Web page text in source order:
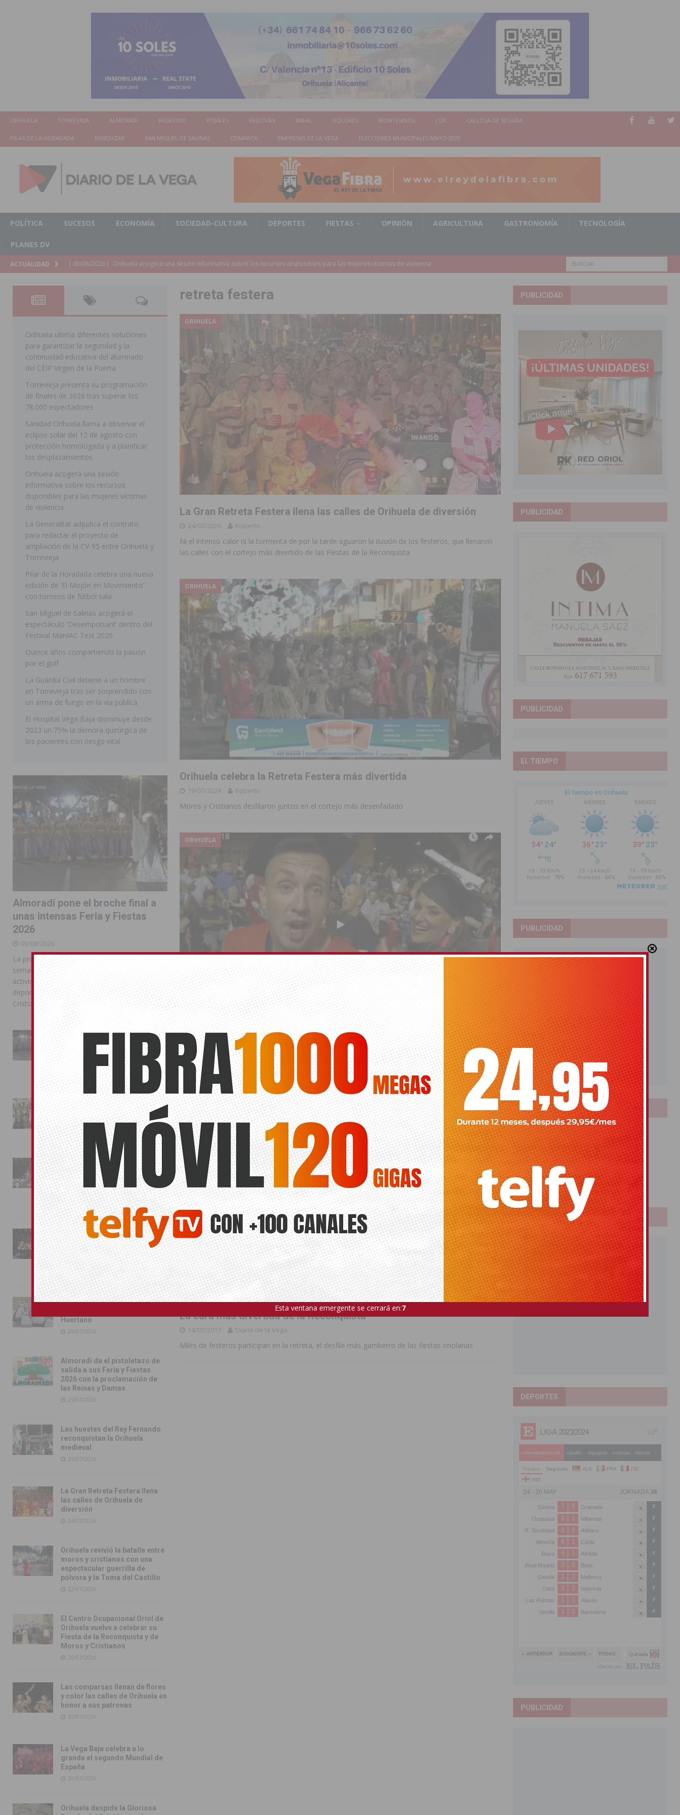
ORIHUELA TORREVIEJA ALMORADÍ BIGASTRO ROJALES REDOVÁN RAFAL DOLORES MONTESINOS COX CALLOSA DE SEGURA
PILAR DE LA HORADADA BENEJUZAR SAN MIGUEL DE SALINAS COMARCA EMPRESAS DE LA VEGA ELECCIONES MUNICIPALES MAYO 2023
POLÍTICA SUCESOS ECONOMÍA SOCIEDAD-CULTURA DEPORTES FIESTAS OPINIÓN AGRICULTURA GASTRONOMÍA TECNOLOGÍA
PLANES DV
ACTUALIDAD [ 05/08/2026 ] La Generalitat adjudica el contrato para redactar el proyecto de ampliación de la CV-95 entre Orihuela y
[ 05/08/2026 ]
Pilar de la Horadada celebra una nueva edición de ‘El Mojón en Movimiento’ con torneos de fútbol sala
DE LA HORADADA
[ 05/08/2026 ] San Miguel de Salinas acogerá el espectáculo ‘Desempolsant’ dentro del Festival ManIAC Test 2026
MIGUEL DE SALINAS
[ 05/08/2026 ] Quince años compartiendo la pasión por el golf
ORIHUELA
[ 05/08/2026 ] La Guardia Civil detiene a un hombre en Torrevieja tras ser sorprendido con un arma de fuego en la vía pública
TORREVIEJA
El Hospital Vega Baja disminuye desde 2023 un 75% la demora quirúrgica de los pacientes con riesgo vital
ORIHUELA
[ 05/08/2026 ]
La Policía Local de Rojales pone a disposición judicial a un conductor por conducir bajo los efectos del alcohol
ROJALES
[ 05/08/2026 ] Bigastro celebra hoy el tercer día de vaquillas dentro de sus Fiestas Patronales en honor a San Joaquín 2026
[ 05/08/2026 ] El pulso urbano de JC Reyes desembarca en Torrevieja de la mano de La Trend Festival
[ 04/08/2026 ] Incendio de matorrales en Albatera moviliza medios terrestres y aéreos
COMARCA
Los Montesinos clausura con éxito el curso de Monitor de Comedor Escolar, Aula Matinal y Ruta Escolar del
Programa Integra
MONTESINOS
[ 05/08/2026 ]
Orihuela ultima diferentes soluciones para garantizar la seguridad y la continuidad educativa del alumnado del
[ 05/08/2026 ] Torrevieja presenta su programación de finales de 2026 tras superar los 78.000 espectadores
TORREVIEJA
Sanidad Orihuela llama a observar el eclipse solar del 12 de agosto con protección homologada y a planificar
los desplazamientos
[ 05/08/2026 ]
Orihuela acogerá una sesión informativa sobre los recursos disponibles para las mujeres víctimas de violencia
ORIHUELA
retreta festera
ORIHUELA
La Gran Retreta Festera llena las calles de Orihuela de diversión
24/07/2026 Roberto
Ni el intenso calor ni la tormenta de por la tarde aguaron la ilusión de los festeros, que llenaron
las calles con el cortejo más divertido de las Fiestas de la Reconquista
ORIHUELA
Orihuela celebra la Retreta Festera más divertida
19/07/2024 Roberto
Moros y Cristianos desfilaron juntos en el cortejo más desenfadado
ORIHUELA
Diversión asegurada en la Retreta festera
24/07/2018 Diario de la Vega
Las comparsas tiran de imaginación en el desfile más desenfadado de las Fiestas de la
Reconquista
ORIHUELA
La cara más divertida de la Reconquista
14/07/2017 Diario de la Vega
Miles de festeros participan en la retreta, el desfile más gamberro de las fiestas oriolanas
Orihuela ultima diferentes soluciones
para garantizar la seguridad y la
continuidad educativa del alumnado
del CEIP Virgen de la Puerta
Torrevieja presenta su programación
de finales de 2026 tras superar los
78.000 espectadores
Sanidad Orihuela llama a observar el
eclipse solar del 12 de agosto con
protección homologada y a planificar
los desplazamientos
Orihuela acogerá una sesión
informativa sobre los recursos
disponibles para las mujeres víctimas
de violencia
La Generalitat adjudica el contrato
para redactar el proyecto de
ampliación de la CV-95 entre Orihuela y
Torrevieja
Pilar de la Horadada celebra una nueva
edición de ‘El Mojón en Movimiento’
con torneos de fútbol sala
San Miguel de Salinas acogerá el
espectáculo ‘Desempolsant’ dentro del
Festival ManIAC Test 2026
Quince años compartiendo la pasión
por el golf
La Guardia Civil detiene a un hombre
en Torrevieja tras ser sorprendido con
un arma de fuego en la vía pública
El Hospital Vega Baja disminuye desde
2023 un 75% la demora quirúrgica de
los pacientes con riesgo vital
Almoradí pone el broche final a
unas intensas Feria y Fiestas
2026
03/08/2026
La programación reunió durante más de una
semana actos institucionales, conciertos,
actividades familiares, competiciones
deportivas y las celebraciones de Moros y
Cristianos
La Entrada Cristiana llena de
esplendor las calles de
Almoradí en una multitudinaria
jornada festera
02/08/2026
La magia de la Entrada Mora
conquista las calles de
Almoradí
01/08/2026
La fiesta se adueña de
Almoradí con la presentación
de los cargos festeros y la
toma del castillo
31/07/2026
Pilar de la Horadada
conmemora con emoción el
40º aniversario de su
independencia como municipio
31/07/2026
Almoradí presume de raíces
Huertano
26/07/2026
Almoradí da el pistoletazo de
salida a sus Feria y Fiestas
2026 con la proclamación de
las Reinas y Damas
25/07/2026
Las huestes del Rey Fernando
reconquistan la Orihuela
medieval
25/07/2026
La Gran Retreta Festera llena
las calles de Orihuela de
diversión
24/07/2026
Orihuela revivió la batalla entre
moros y cristianos con una
espectacular guerrilla de
pólvora y la Toma del Castillo
22/07/2026
El Centro Ocupacional Oriol de
Orihuela vuelve a celebrar su
Fiesta de la Reconquista y de
Moros y Cristianos
20/07/2026
Las comparsas llenan de flores
y color las calles de Orihuela en
honor a sus patronas
20/07/2026
La Vega Baja celebra a lo
grande el segundo Mundial de
España
20/07/2026
Orihuela despide la Gloriosa
PUBLICIDAD
PUBLICIDAD
PUBLICIDAD
EL TIEMPO
PUBLICIDAD
LOTERIAS
Bonoloto
Primitiva
El Gordo
Euromillones
Loteria
Once
PUBLICIDAD
DEPORTES
PUBLICIDAD
Esta ventana emergente se cerrará en:5